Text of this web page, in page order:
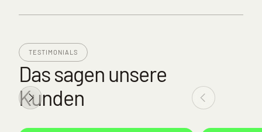
TESTIMONIALS
Das sagen unsere
Kunden